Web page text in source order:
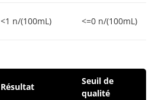
<1 n/(100mL) <=0 n/(100mL)
Résultat
Seuil de
qualité